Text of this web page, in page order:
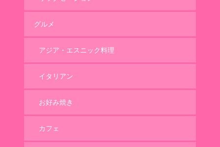
グルメ
アジア・エスニック料理
イタリアン
お好み焼き
カフェ